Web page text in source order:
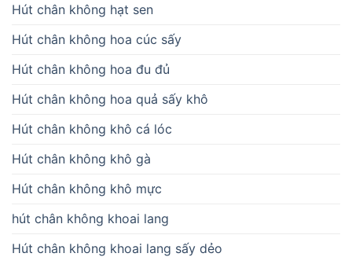
Hút chân không hạt sen
Hút chân không hoa cúc sấy
Hút chân không hoa đu đủ
Hút chân không hoa quả sấy khô
Hút chân không khô cá lóc
Hút chân không khô gà
Hút chân không khô mực
hút chân không khoai lang
Hút chân không khoai lang sấy dẻo